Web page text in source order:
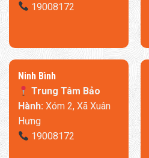
19008172
Ninh Bình
Trung Tâm Bảo
Hành:Xóm 2, Xã Xuân
Hưng
19008172